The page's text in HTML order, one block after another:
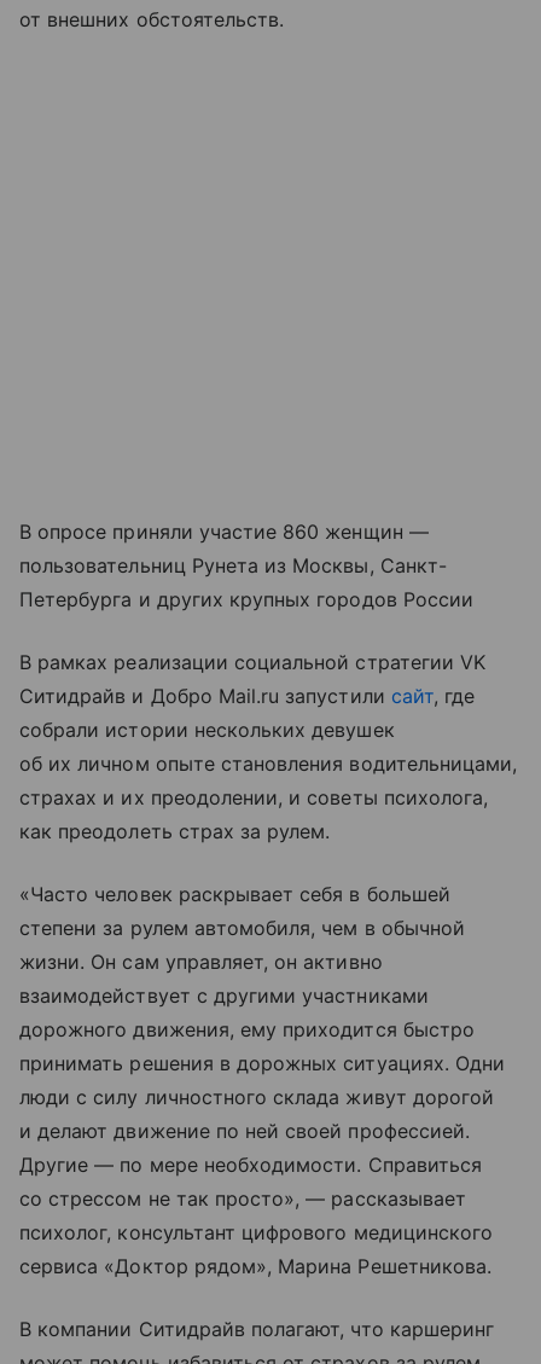
от внешних обстоятельств.
В опросе приняли участие 860 женщин —
пользовательниц Рунета из Москвы, Санкт-
Петербурга и других крупных городов России
В рамках реализации социальной стратегии VK
Ситидрайв и Добро Mail.ru запустили сайт, где
собрали истории нескольких девушек
об их личном опыте становления водительницами,
страхах и их преодолении, и советы психолога,
как преодолеть страх за рулем.
«Часто человек раскрывает себя в большей
степени за рулем автомобиля, чем в обычной
жизни. Он сам управляет, он активно
взаимодействует с другими участниками
дорожного движения, ему приходится быстро
принимать решения в дорожных ситуациях. Одни
люди с силу личностного склада живут дорогой
и делают движение по ней своей профессией.
Другие — по мере необходимости. Справиться
со стрессом не так просто», — рассказывает
психолог, консультант цифрового медицинского
сервиса «Доктор рядом», Марина Решетникова.
В компании Ситидрайв полагают, что каршеринг